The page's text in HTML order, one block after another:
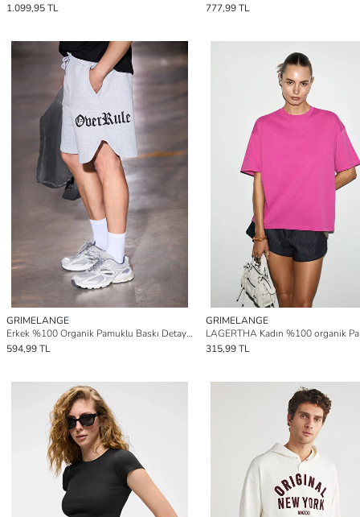
1.099,95 TL 777,99 TL
GRIMELANGE
Erkek %100 Organik Pamuklu Baskı Detaylı Çift Cepli Kordonlu Kısa GRİ MELANJ Şort
594,99 TL
GRIMELANGE
315,99 TL